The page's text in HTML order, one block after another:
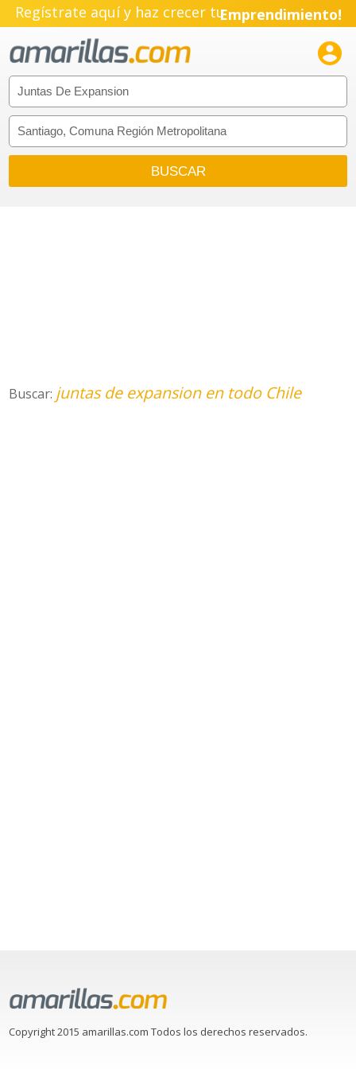
Regístrate aquí y haz crecer tuEmprendimiento!

Buscar: juntas de expansion en todo Chile
Copyright 2015 amarillas.com Todos los derechos reservados.